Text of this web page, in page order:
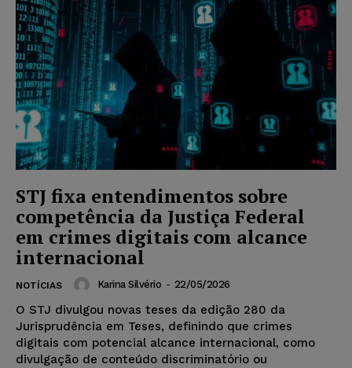
STJ fixa entendimentos sobre
competência da Justiça Federal
em crimes digitais com alcance
internacional
NOTÍCIAS Karina Silvério - 22/05/2026
O STJ divulgou novas teses da edição 280 da
Jurisprudência em Teses, definindo que crimes
digitais com potencial alcance internacional, como
divulgação de conteúdo discriminatório ou